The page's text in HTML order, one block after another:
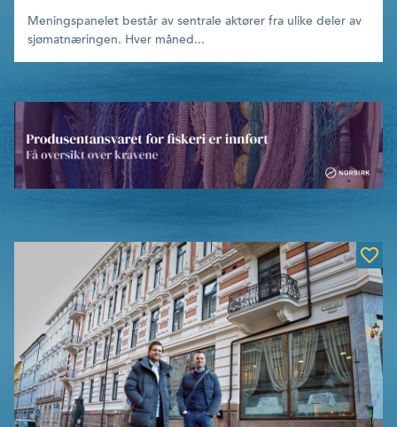
Meningspanelet består av sentrale aktører fra ulike deler av
sjømatnæringen. Hver måned...